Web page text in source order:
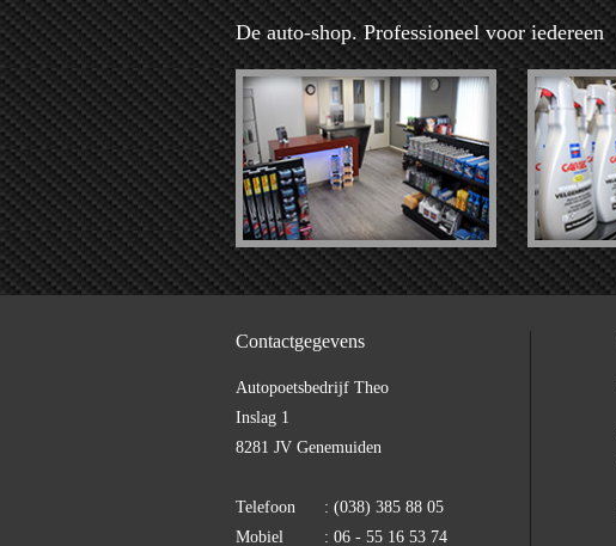
De auto-shop. Professioneel voor iedereen
Contactgegevens
Autopoetsbedrijf Theo
Inslag 1
8281 JV Genemuiden
Telefoon
: (038) 385 88 05
Mobiel
: 06 - 55 16 53 74